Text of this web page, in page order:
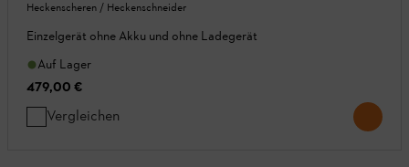
Heckenscheren / Heckenschneider
Einzelgerät ohne Akku und ohne Ladegerät
Auf Lager
479,00 €
Vergleichen